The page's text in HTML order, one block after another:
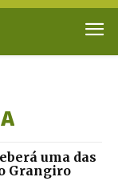
uma das
Grangiro